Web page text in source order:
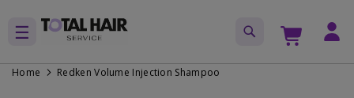
Home Redken Volume Injection Shampoo